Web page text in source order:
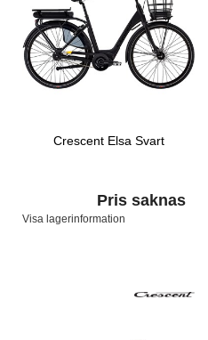
Crescent Elsa Svart
Pris saknas
Visa lagerinformation